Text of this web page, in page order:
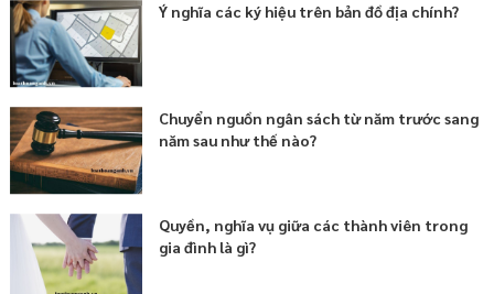
Ý nghĩa các ký hiệu trên bản đồ địa chính?
Chuyển nguồn ngân sách từ năm trước sang
năm sau như thế nào?
Quyền, nghĩa vụ giữa các thành viên trong
gia đình là gì?